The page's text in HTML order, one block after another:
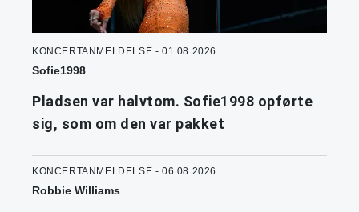
KONCERTANMELDELSE - 01.08.2026
Sofie1998
Pladsen var halvtom. Sofie1998 opførte
sig, som om den var pakket
KONCERTANMELDELSE - 06.08.2026
Robbie Williams